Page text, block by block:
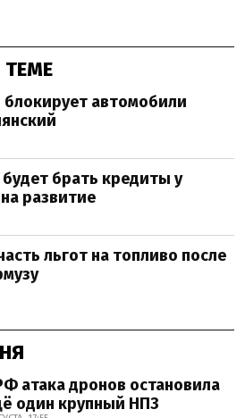
автомобили
брать кредиты у
развитие
льгот на топливо после
атака дронов остановила
один крупный НПЗ